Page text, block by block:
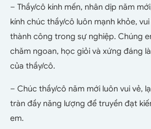
– Thầy/cô kính mến, nhân dịp năm
kính chúc thầy/cô luôn mạnh khỏe,
thành công trong sự nghiệp. Chúng
chăm ngoan, học giỏi và xứng đáng
của thầy/cô.
– Chúc thầy/cô năm mới luôn vui vẻ,
tràn đầy năng lượng để truyền đạt
em.